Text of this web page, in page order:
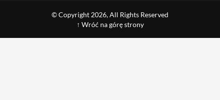
© Copyright 2026, All Rights Reserved
↑ Wróć na górę strony